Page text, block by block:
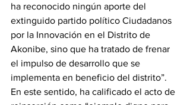
ha reconocido ningún aporte del
extinguido partido político Ciudadanos
por la Innovación en el Distrito de
Akonibe, sino que ha tratado de frenar
el impulso de desarrollo que se
implementa en beneficio del distrito”.
En este sentido, ha calificado el acto de